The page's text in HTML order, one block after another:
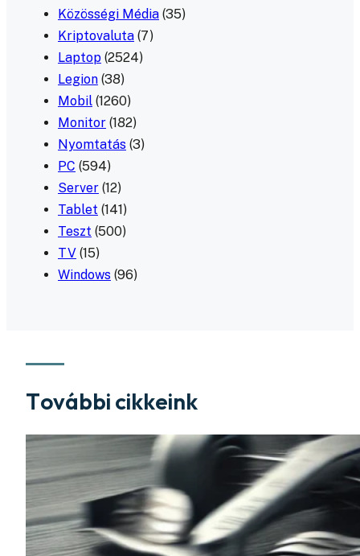
Közösségi Média (35)
Kriptovaluta (7)
Laptop (2524)
Legion (38)
Mobil (1260)
Monitor (182)
Nyomtatás (3)
PC (594)
Server (12)
Tablet (141)
Teszt (500)
TV (15)
Windows (96)
További cikkeink